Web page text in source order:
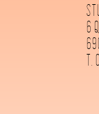
6
T.